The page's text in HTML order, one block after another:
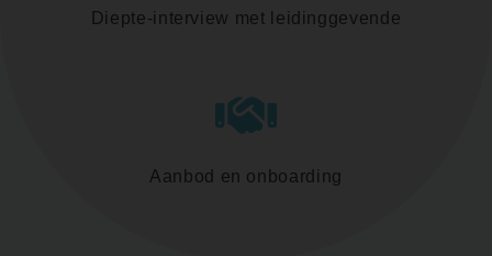
Diepte-interview met leidinggevende
Aanbod en onboarding